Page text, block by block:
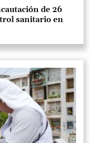
de 26
sanitario en